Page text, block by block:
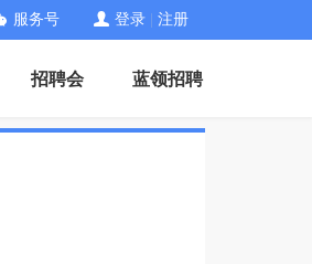
服务号 登录 注册
招聘会 蓝领招聘